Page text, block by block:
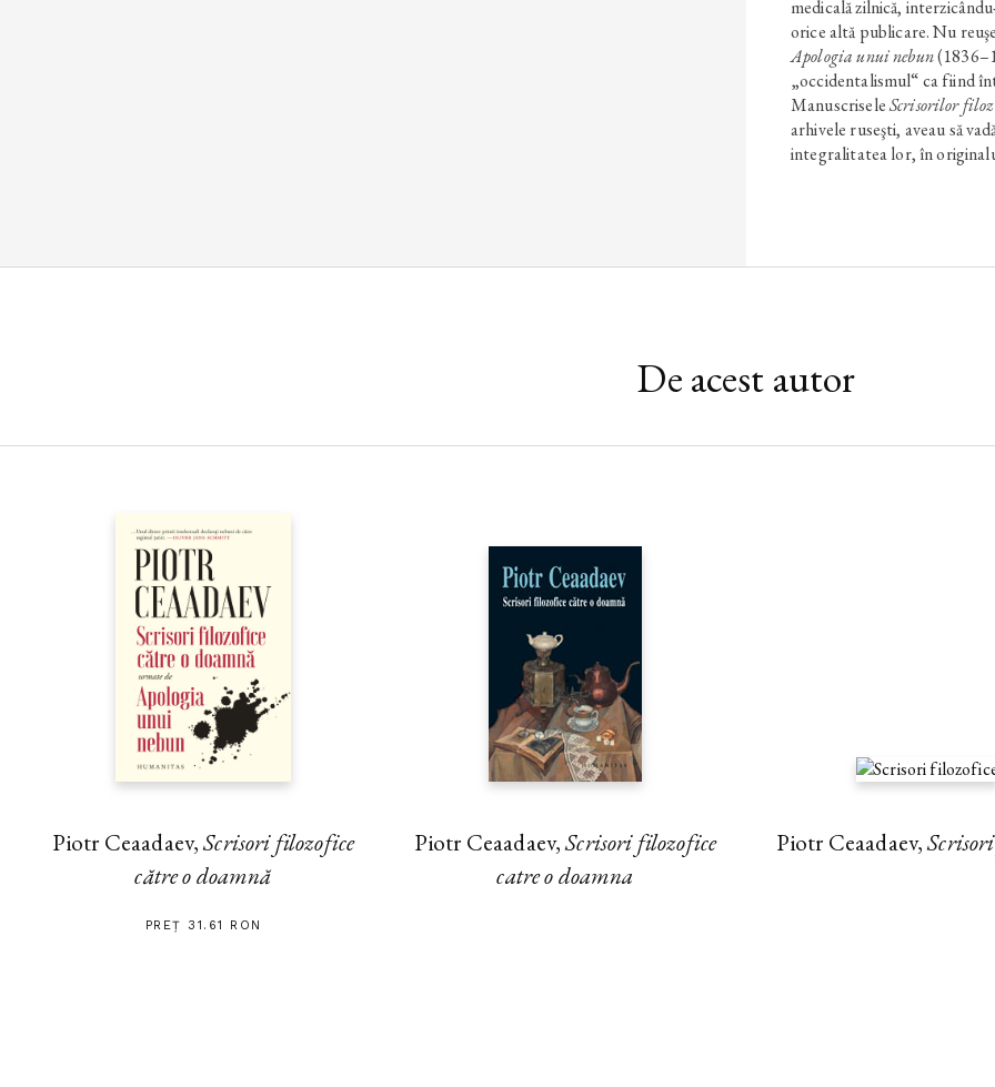
medicală zilnică,
orice altă publicare. Nu
Apologia unui nebun
„occidentalismul“ ca fiind
ManuscriseleScrisorilor
arhivele ruseşti, aveau să
integralitatea lor, în
De acest autor
Piotr Ceaadaev,Scrisori filozofice
către o doamnă
PREȚ 31.61 RON
Piotr Ceaadaev,Scrisori filozofice
catre o doamna
Piotr Ceaadaev,